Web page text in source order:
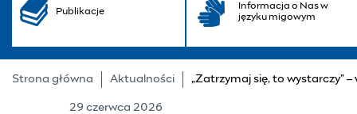
Publikacje
Informacja o Nas w
języku migowym
Strona główna Aktualności „Zatrzymaj się, to wystarczy”
29 czerwca 2026